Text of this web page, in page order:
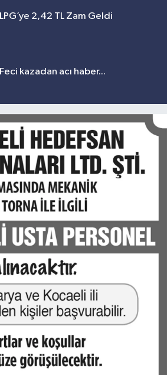
LPG’ye 2,42 TL Zam Geldi
Feci kazadan acı haber...